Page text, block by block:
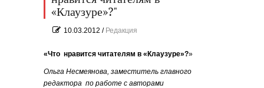
«Клаузуре»?"
10.03.2012 / Редакция
«Что нравится читателям в «Клаузуре»?»
Ольга Несмеянова, заместитель главного
редактора по работе с авторами